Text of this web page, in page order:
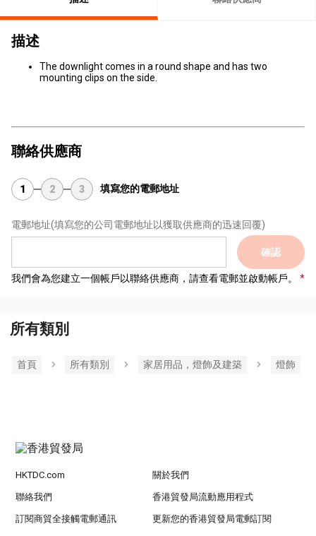
描述
The downlight comes in a round shape and has two
mounting clips on the side.
聯絡供應商
1 2 3 填寫您的電郵地址
電郵地址(填寫您的公司電郵地址以獲取供應商的迅速回覆)
確認
我們會為您建立一個帳戶以聯絡供應商，請查看電郵並啟動帳戶。
所有類別
首頁 所有類別 家居用品，燈飾及建築 燈飾
HKTDC.com 關於我們
聯絡我們 香港貿發局流動應用程式
訂閱商貿全接觸電郵通訊 更新您的香港貿發局電郵訂閱